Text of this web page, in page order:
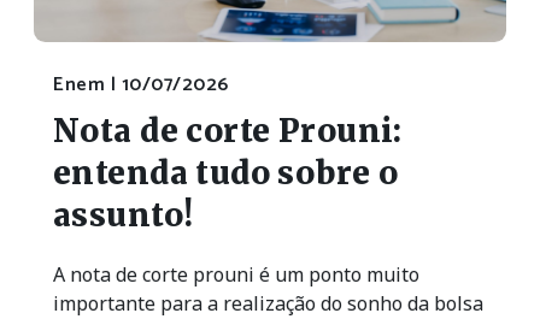
Enem | 10/07/2026
Nota de corte Prouni:
entenda tudo sobre o
assunto!
A nota de corte prouni é um ponto muito
importante para a realização do sonho da bolsa